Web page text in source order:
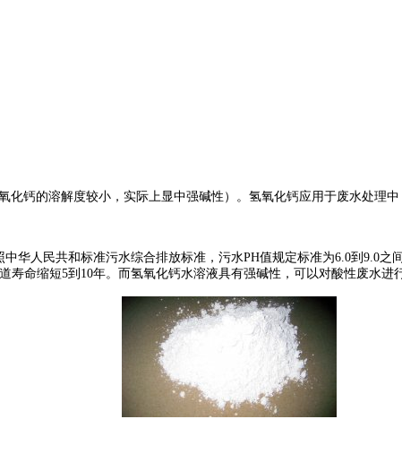
钙的溶解度较小，实际上显中强碱性）。氢氧化钙应用于废水处理中
华人民共和标准污水综合排放标准，污水PH值规定标准为6.0到 9.0之
寿命缩短5到 10年。而氢氧化钙水溶液具有强碱性，可以对酸性废水进